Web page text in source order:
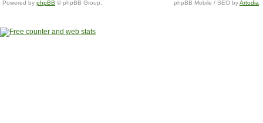
Powered by phpBB © phpBB Group. phpBB Mobile / SEO byArtodia